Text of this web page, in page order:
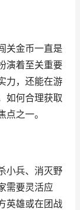
关金币一直是
演着至关重要
力，还能在游
如何合理获取
之一。
小兵、消灭野
需要灵活应
英雄或在团战